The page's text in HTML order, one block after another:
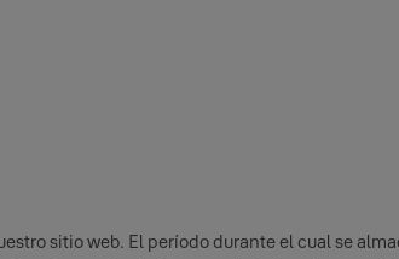
sitio web. El período durante el cual se